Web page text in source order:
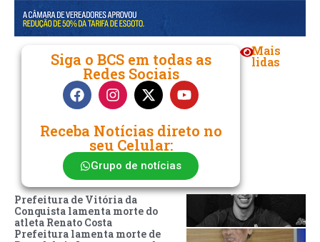
Siga o BCS em todas as
Redes Sociais
Receba Notícias direto no
seu Celular:
Grupo de notícias
Mais
lidas
Prefeitura de Vitória da
Conquista lamenta morte do
atleta Renato Costa
Prefeitura lamenta morte de